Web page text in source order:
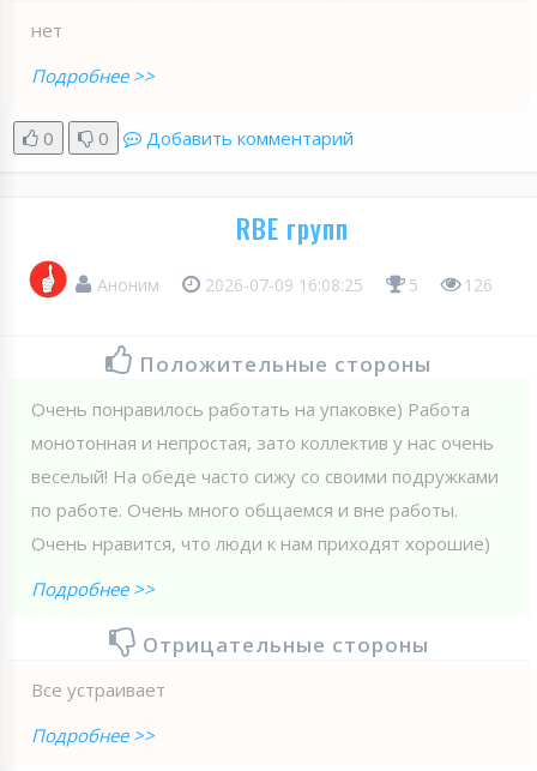
нет
Подробнее >>
0 0 Добавить комментарий
RBE групп
Аноним 2026-07-09 16:08:25 5 126
Положительные стороны
Очень понравилось работать на упаковке) Работа
монотонная и непростая, зато коллектив у нас очень
веселый! На обеде часто сижу со своими подружками
по работе. Очень много общаемся и вне работы.
Очень нравится, что люди к нам приходят хорошие)
Подробнее >>
Отрицательные стороны
Все устраивает
Подробнее >>